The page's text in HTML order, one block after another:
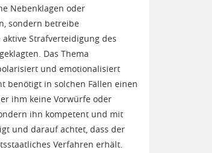
Nebenklagen oder
sondern betreibe
Strafverteidigung des
Das Thema
und emotionalisiert
benötigt in solchen Fällen einen
ihm keine Vorwürfe oder
ihn kompetent und mit
und darauf achtet, dass der
Verfahren erhält.